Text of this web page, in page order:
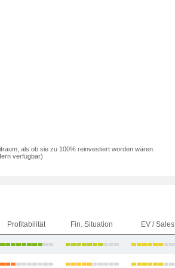
als ob sie zu 100% reinvestiert worden wären.
verfügbar)
Profitabilität Fin. Situation EV / Sales